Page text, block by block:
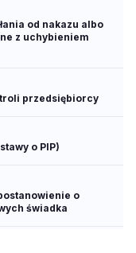
od nakazu albo
z uchybieniem
przedsiębiorcy
o PIP)
o
świadka